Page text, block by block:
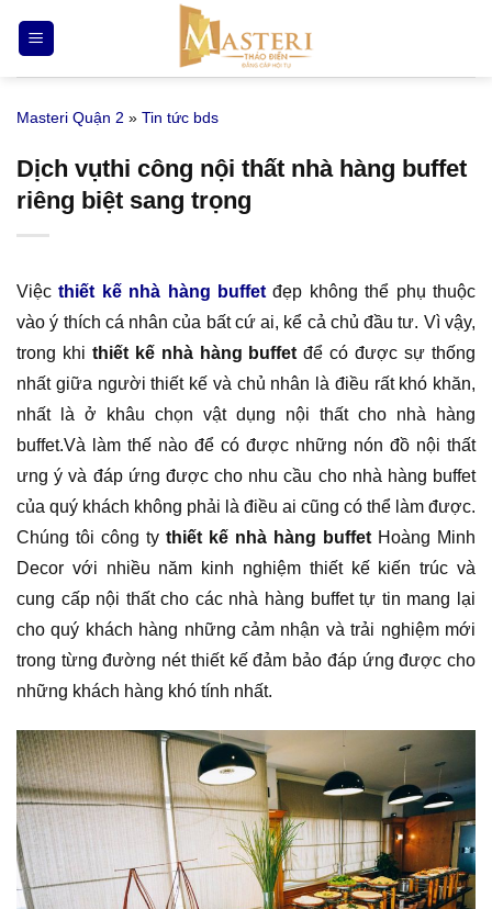
qua
nội
Masteri Quận 2 » Tin tức bds
Dịch vụthi công nội thất nhà hàng buffet
riêng biệt sang trọng
Việcthiết kế nhà hàng buffet đẹp không thể phụ thuộc
vào ý thích cá nhân của bất cứ ai, kể cả chủ đầu tư. Vì vậy,
trong khi thiết kế nhà hàng buffet để có được sự thống
nhất giữa người thiết kế và chủ nhân là điều rất khó khăn,
nhất là ở khâu chọn vật dụng nội thất cho nhà hàng
buffet.Và làm thế nào để có được những nón đồ nội thất
ưng ý và đáp ứng được cho nhu cầu cho nhà hàng buffet
của quý khách không phải là điều ai cũng có thể làm được.
Chúng tôi công ty thiết kế nhà hàng buffet Hoàng Minh
Decor với nhiều năm kinh nghiệm thiết kế kiến trúc và
cung cấp nội thất cho các nhà hàng buffet tự tin mang lại
cho quý khách hàng những cảm nhận và trải nghiệm mới
trong từng đường nét thiết kế đảm bảo đáp ứng được cho
những khách hàng khó tính nhất.